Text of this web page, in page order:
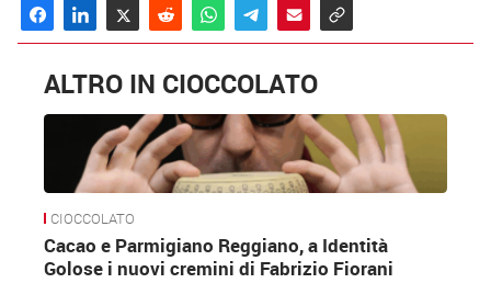
ALTRO IN CIOCCOLATO
CIOCCOLATO
Cacao e Parmigiano Reggiano, a Identità
Golose i nuovi cremini di Fabrizio Fiorani